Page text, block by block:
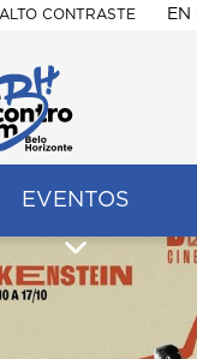
ALTO CONTRASTE EN
EVENTOS